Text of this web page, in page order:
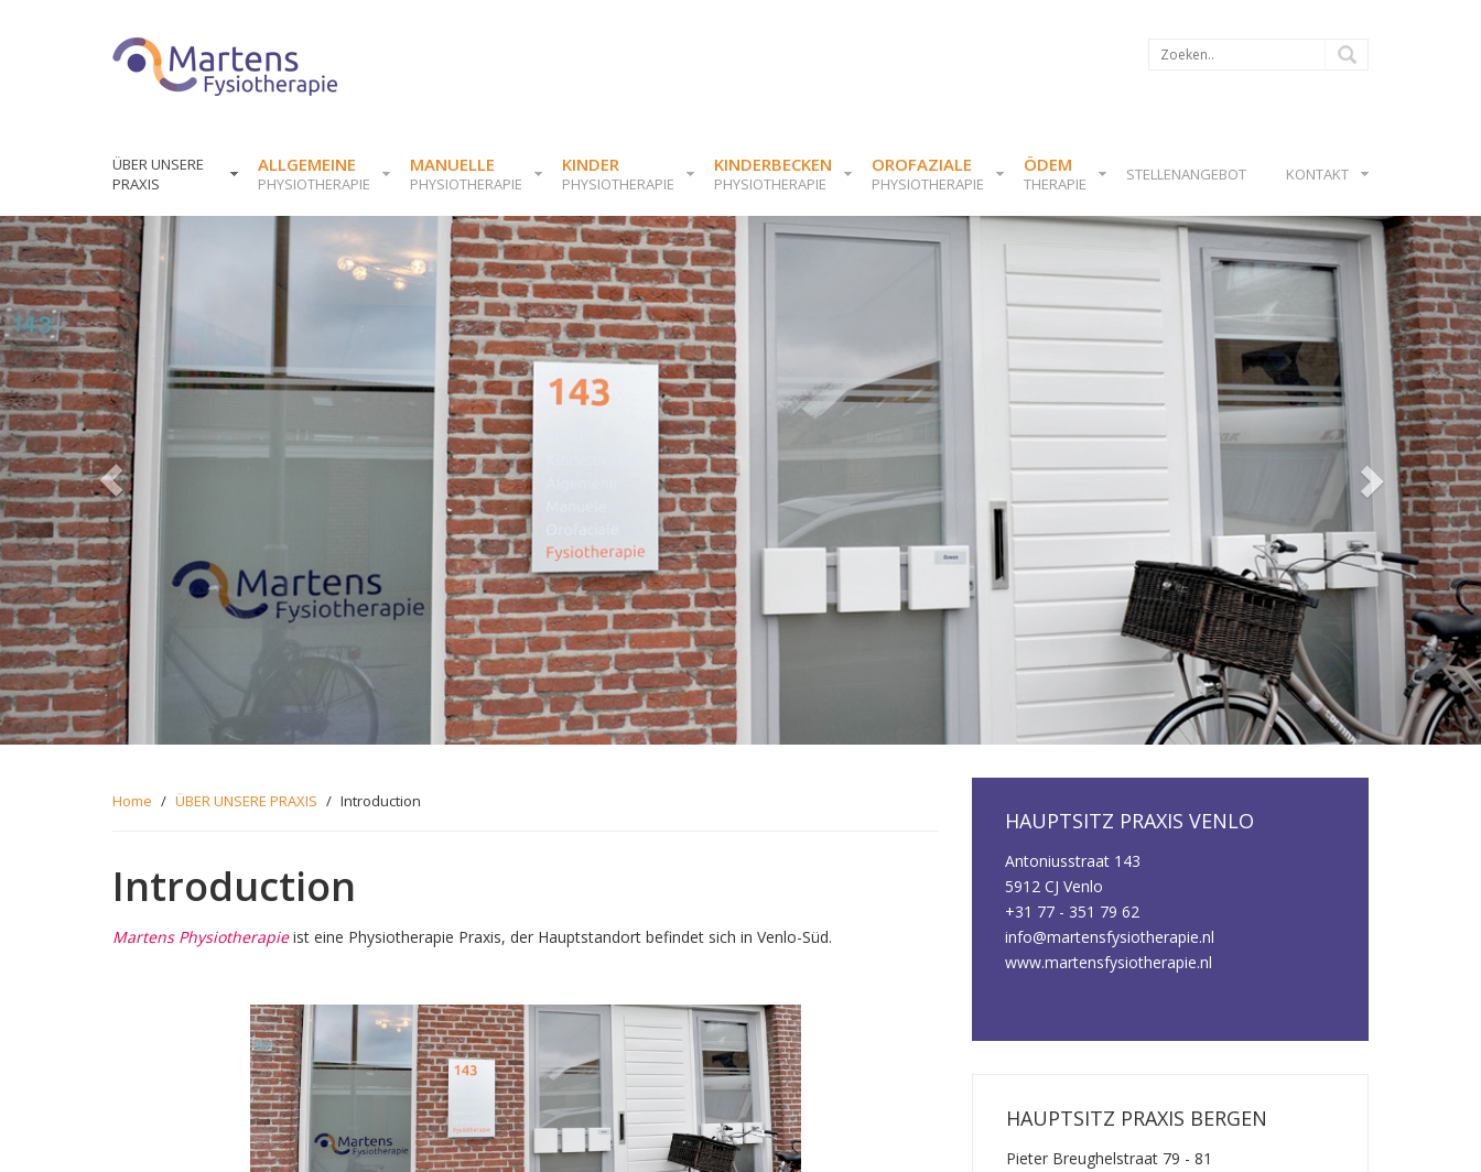
ÜBER UNSERE
PRAXIS
ALLGEMEINE
PHYSIOTHERAPIE
MANUELLE
PHYSIOTHERAPIE
KINDER
PHYSIOTHERAPIE
KINDERBECKEN
PHYSIOTHERAPIE
OROFAZIALE
PHYSIOTHERAPIE
ÖDEM
THERAPIE STELLENANGEBOT KONTAKT
Previous Next
Home / ÜBER UNSERE PRAXIS / Introduction
Introduction
Martens Physiotherapieist eine Physiotherapie Praxis, der Hauptstandort befindet sich in Venlo-Süd.
HAUPTSITZ PRAXIS VENLO
Antoniusstraat 143
5912 CJ Venlo
+31 77 - 351 79 62
info@martensfysiotherapie.nl
www.martensfysiotherapie.nl
HAUPTSITZ PRAXIS BERGEN
Pieter Breughelstraat 79 - 81